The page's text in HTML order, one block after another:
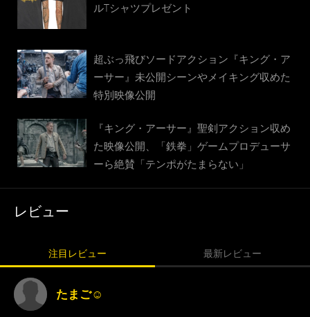
ルTシャツプレゼント
超ぶっ飛びソードアクション『キング・ア
ーサー』未公開シーンやメイキング収めた
特別映像公開
『キング・アーサー』聖剣アクション収め
た映像公開、「鉄拳」ゲームプロデューサ
ーら絶賛「テンポがたまらない」
レビュー
注目レビュー 最新レビュー
たまご☺︎